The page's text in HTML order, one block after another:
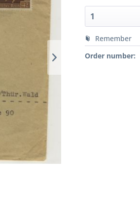
Remember
Order number: